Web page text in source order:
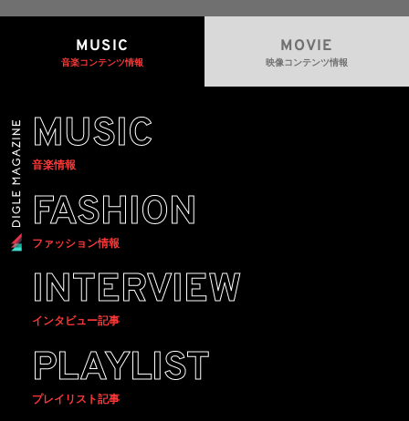
MUSIC
音楽コンテンツ情報
MOVIE
映像コンテンツ情報
MUSIC
音楽情報
FASHION
ファッション情報
INTERVIEW
インタビュー記事
PLAYLIST
プレイリスト記事